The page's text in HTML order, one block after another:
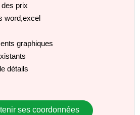
prix
word,excel
graphiques
détails
ses coordonnées